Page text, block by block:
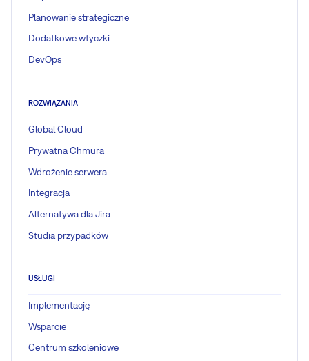
Planowanie strategiczne
Dodatkowe wtyczki
DevOps
ROZWIĄZANIA
Global Cloud
Prywatna Chmura
Wdrożenie serwera
Integracja
Alternatywa dla Jira
Studia przypadków
USŁUGI
Implementację
Wsparcie
Centrum szkoleniowe